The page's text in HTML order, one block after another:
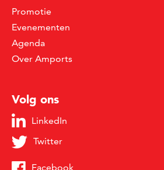
Promotie
Evenementen
Agenda
Over Amports
Volg ons
LinkedIn
Twitter
Facebook